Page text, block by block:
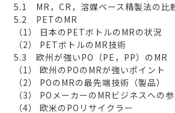
5.1 MR，CR，溶媒ベース精製法の比
5.2 PETのMR
（1） 日本のPETボトルのMRの状況
（2） PETボトルのMR技術
5.3 欧州が強いPO（PE，PP）のMR
（1） 欧州のPOのMRが強いポイント
（2） POのMRの最先端技術（製品）
（3） POメーカーのMRビジネスへの
（4） 欧米のPOリサイクラー